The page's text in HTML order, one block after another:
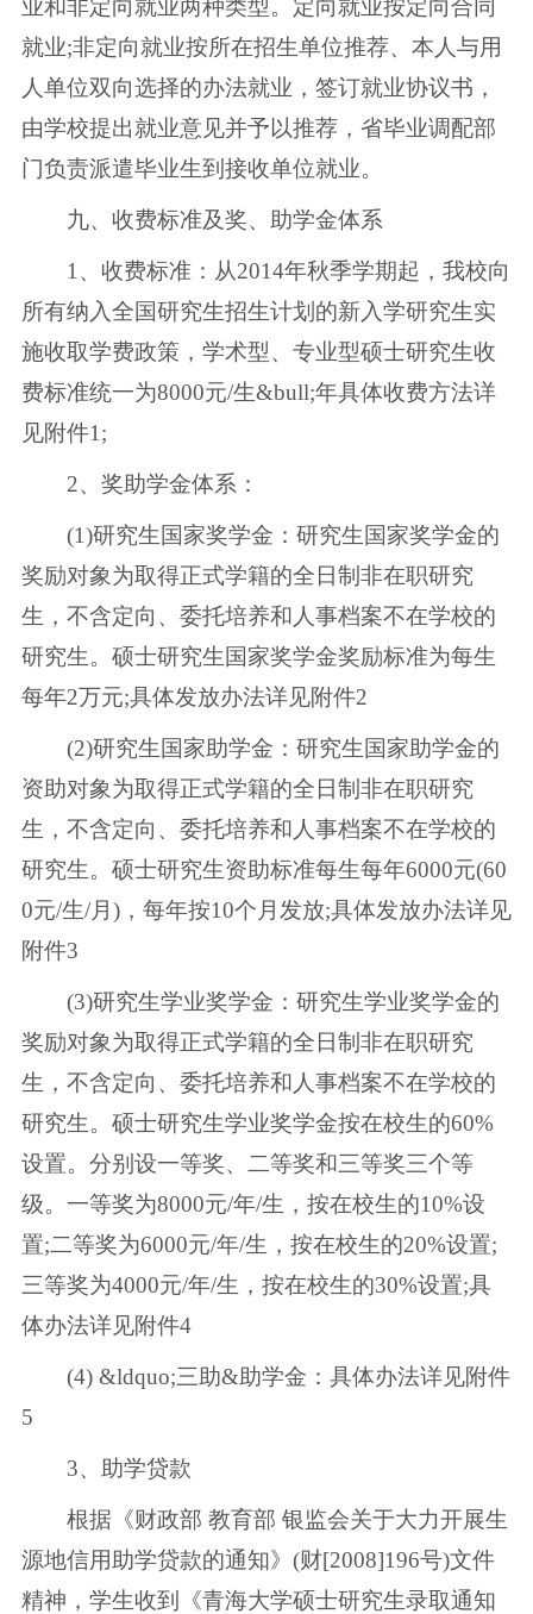
业和非定向就业两种类型。定向就业按定向合同
就业;非定向就业按所在招生单位推荐、本人与用
人单位双向选择的办法就业，签订就业协议书，
由学校提出就业意见并予以推荐，省毕业调配部
门负责派遣毕业生到接收单位就业。
九、收费标准及奖、助学金体系
1、收费标准：从2014年秋季学期起，我校向
所有纳入全国研究生招生计划的新入学研究生实
施收取学费政策，学术型、专业型硕士研究生收
费标准统一为8000元/生&bull;年具体收费方法详
见附件1;
2、奖助学金体系：
(1)研究生国家奖学金：研究生国家奖学金的
奖励对象为取得正式学籍的全日制非在职研究
生，不含定向、委托培养和人事档案不在学校的
研究生。硕士研究生国家奖学金奖励标准为每生
每年2万元;具体发放办法详见附件2
(2)研究生国家助学金：研究生国家助学金的
资助对象为取得正式学籍的全日制非在职研究
生，不含定向、委托培养和人事档案不在学校的
研究生。硕士研究生资助标准每生每年6000元(60
0元/生/月)，每年按10个月发放;具体发放办法详见
附件3
(3)研究生学业奖学金：研究生学业奖学金的
奖励对象为取得正式学籍的全日制非在职研究
生，不含定向、委托培养和人事档案不在学校的
研究生。硕士研究生学业奖学金按在校生的60%
设置。分别设一等奖、二等奖和三等奖三个等
级。一等奖为8000元/年/生，按在校生的10%设
置;二等奖为6000元/年/生，按在校生的20%设置;
三等奖为4000元/年/生，按在校生的30%设置;具
体办法详见附件4
(4) &ldquo;三助&助学金：具体办法详见附件
5
3、助学贷款
根据《财政部 教育部 银监会关于大力开展生
源地信用助学贷款的通知》(财[2008]196号)文件
精神，学生收到《青海大学硕士研究生录取通知